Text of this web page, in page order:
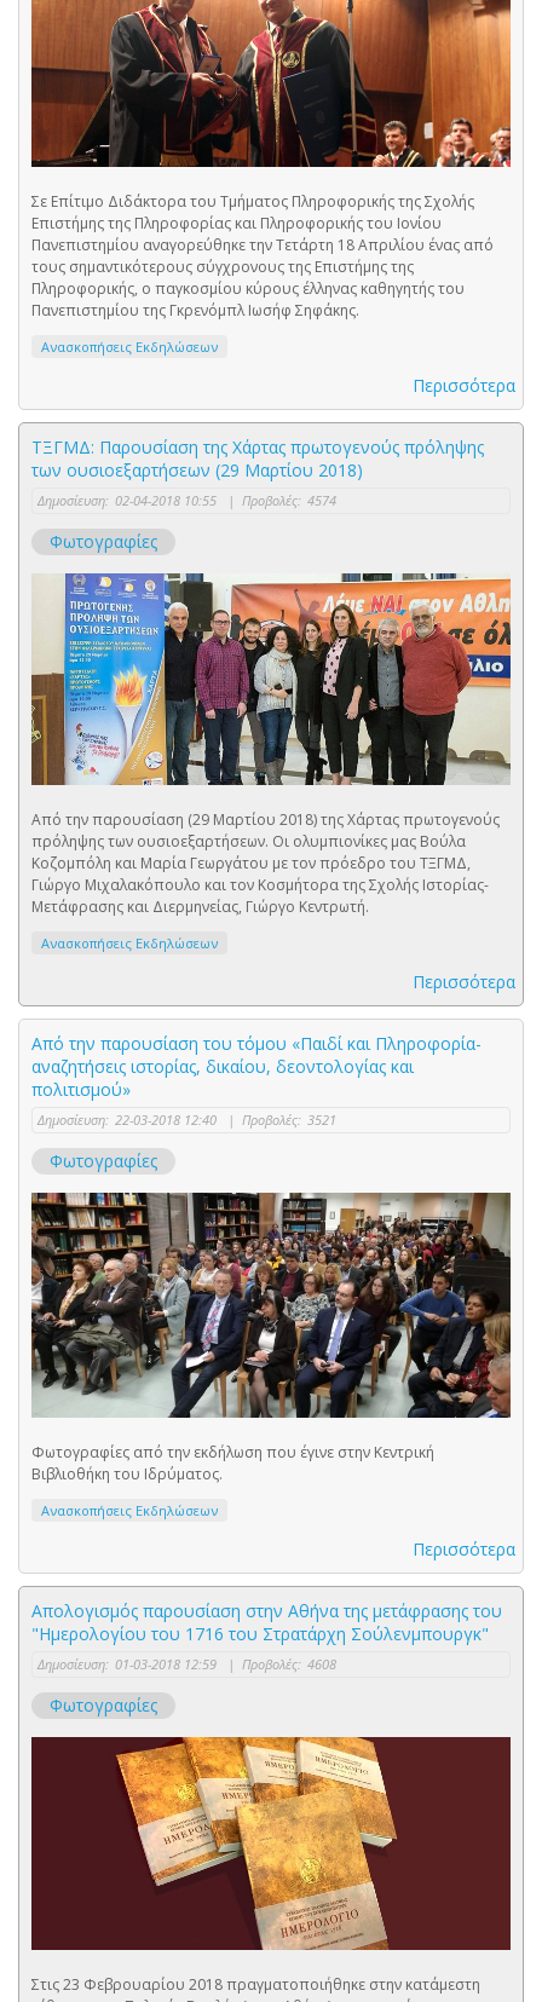
Σε Επίτιμο Διδάκτορα του Τμήματος Πληροφορικής της Σχολής
Επιστήμης της Πληροφορίας και Πληροφορικής του Ιονίου
Πανεπιστημίου αναγορεύθηκε την Τετάρτη 18 Απριλίου ένας από
τους σημαντικότερους σύγχρονους της Επιστήμης της
Πληροφορικής, ο παγκοσμίου κύρους έλληνας καθηγητής του
Πανεπιστημίου της Γκρενόμπλ Ιωσήφ Σηφάκης.
Ανασκοπήσεις Εκδηλώσεων
Περισσότερα
ΤΞΓΜΔ: Παρουσίαση της Χάρτας πρωτογενούς πρόληψης
των ουσιοεξαρτήσεων (29 Μαρτίου 2018)
Δημοσίευση: 02-04-2018 10:55 | Προβολές: 4574
Φωτογραφίες
Από την παρουσίαση (29 Μαρτίου 2018) της Χάρτας πρωτογενούς
πρόληψης των ουσιοεξαρτήσεων. Οι ολυμπιονίκες μας Βούλα
Κοζομπόλη και Μαρία Γεωργάτου με τον πρόεδρο του ΤΞΓΜΔ,
Γιώργο Μιχαλακόπουλο και τον Κοσμήτορα της Σχολής Ιστορίας-
Μετάφρασης και Διερμηνείας, Γιώργο Κεντρωτή.
Ανασκοπήσεις Εκδηλώσεων
Περισσότερα
Aπό την παρουσίαση του τόμου «Παιδί και Πληροφορία-
αναζητήσεις ιστορίας, δικαίου, δεοντολογίας και
πολιτισμού»
Δημοσίευση: 22-03-2018 12:40 | Προβολές: 3521
Φωτογραφίες
Φωτογραφίες από την εκδήλωση που έγινε στην Κεντρική
Βιβλιοθήκη του Ιδρύματος.
Ανασκοπήσεις Εκδηλώσεων
Περισσότερα
Απολογισμός παρουσίαση στην Αθήνα της μετάφρασης του
"Ημερολογίου του 1716 του Στρατάρχη Σούλενμπουργκ"
Δημοσίευση: 01-03-2018 12:59 | Προβολές: 4608
Φωτογραφίες
Στις 23 Φεβρουαρίου 2018 πραγματοποιήθηκε στην κατάμεστη